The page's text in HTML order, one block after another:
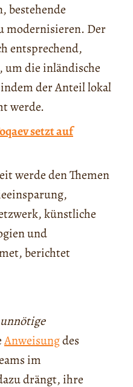
bestehende
modernisieren. Der
entsprechend,
um die inländische
der Anteil lokal
werde.
setzt auf
werde den Themen
künstliche
und
berichtet
Anweisungdes
im
drängt, ihre